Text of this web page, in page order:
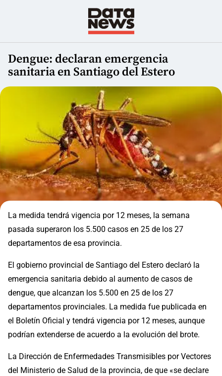
Dengue: declaran emergencia
sanitaria en Santiago del Estero
La medida tendrá vigencia por 12 meses, la semana
pasada superaron los 5.500 casos en 25 de los 27
departamentos de esa provincia.
El gobierno provincial de Santiago del Estero declaró la
emergencia sanitaria debido al aumento de casos de
dengue, que alcanzan los 5.500 en 25 de los 27
departamentos provinciales. La medida fue publicada en
el Boletín Oficial y tendrá vigencia por 12 meses, aunque
podrían extenderse de acuerdo a la evolución del brote.
La Dirección de Enfermedades Transmisibles por Vectores
del Ministerio de Salud de la provincia, de que «se declare